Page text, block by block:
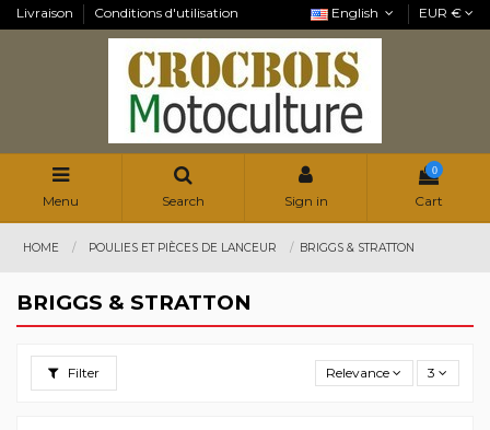
Livraison Conditions d'utilisation English EUR €
Menu Search Sign in
0
Cart
HOME POULIES ET PIÈCES DE LANCEUR BRIGGS & STRATTON
BRIGGS & STRATTON
Filter Relevance 3